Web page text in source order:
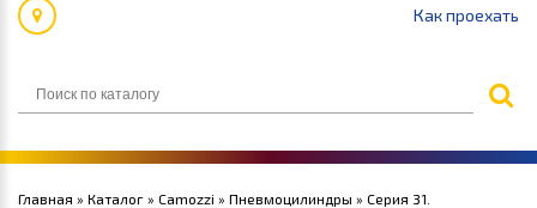
Как проехать
Главная » Каталог » Camozzi » Пневмоцилиндры » Серия 31.